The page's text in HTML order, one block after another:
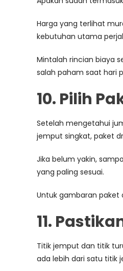
Harga yang terlihat
kebutuhan utama
Mintalah rincian biaya
salah paham saat hari
10. Pilih
Setelah mengetahui
jemput singkat, paket
Jika belum yakin,
yang paling sesuai.
Untuk gambaran paket
11.
Titik jemput dan titik
ada lebih dari satu titik